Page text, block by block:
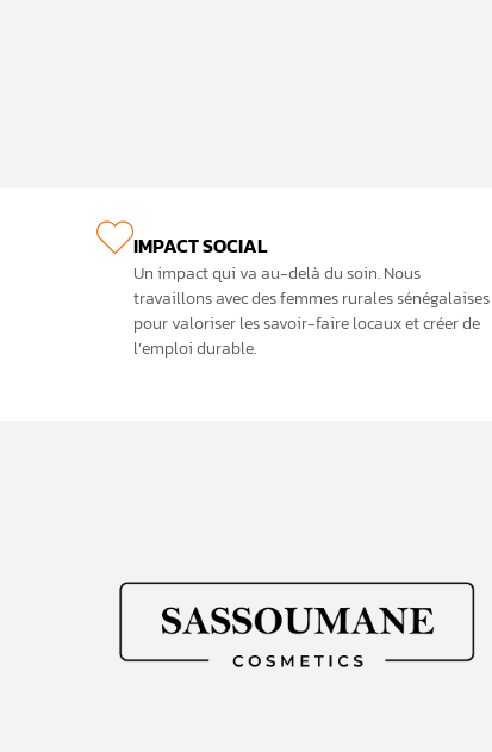
IMPACT SOCIAL
Un impact qui va au-delà du soin. Nous
travaillons avec des femmes rurales sénégalaises
pour valoriser les savoir-faire locaux et créer de
l’emploi durable.